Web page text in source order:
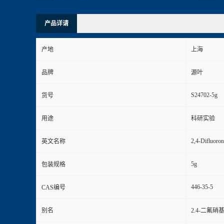
产品详请
产地 上海
品牌 源叶
货号 S24702-5g
用途 科研实验
英文名称 2,4-
包装规格 5g
CAS编号 446-35-5
别名 2.4-二氟硝